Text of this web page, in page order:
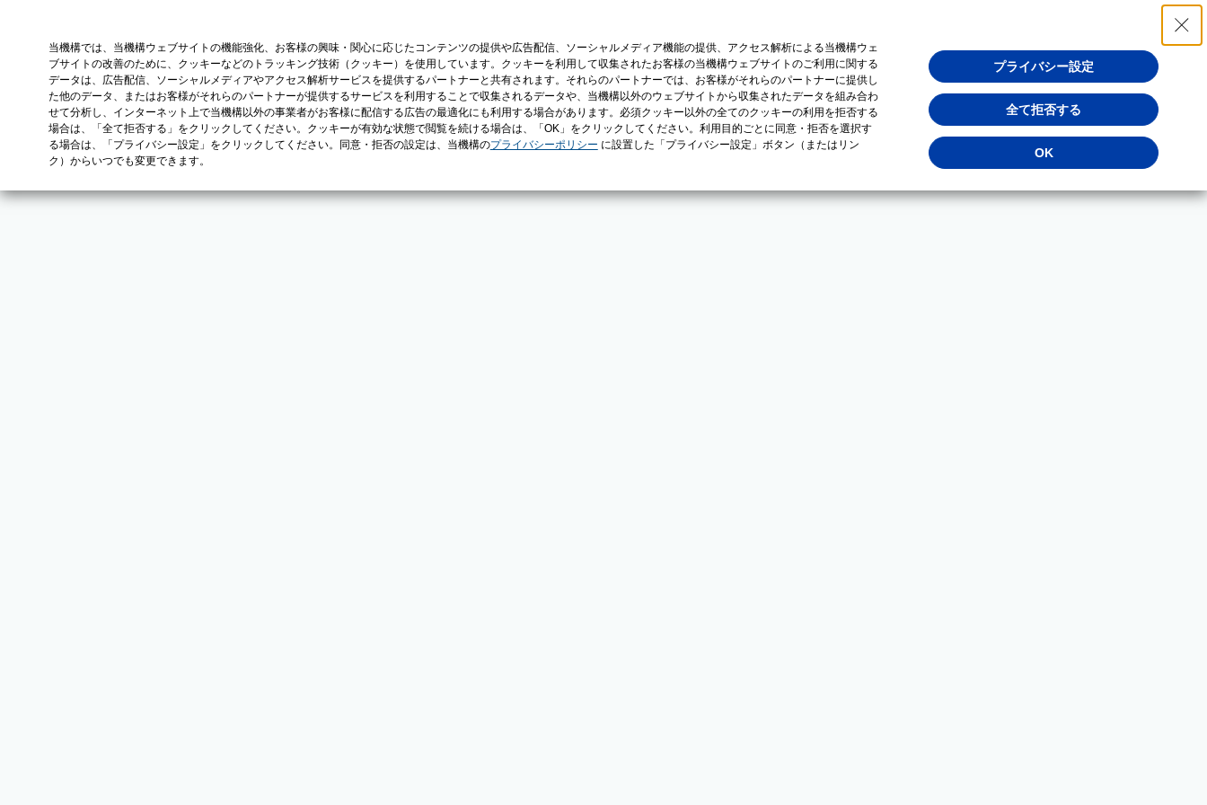
当機構では、当機構ウェブサイトの機能強化、お客様の興味・関心に応じたコンテンツの提供や広告配信、ソーシャルメディア機能の提供、アクセス解析による当機構ウェ
ブサイトの改善のために、クッキーなどのトラッキング技術（クッキー）を使用しています。クッキーを利用して収集されたお客様の当機構ウェブサイトのご利用に関する
データは、広告配信、ソーシャルメディアやアクセス解析サービスを提供するパートナーと共有されます。それらのパートナーでは、お客様がそれらのパートナーに提供し
た他のデータ、またはお客様がそれらのパートナーが提供するサービスを利用することで収集されるデータや、当機構以外のウェブサイトから収集されたデータを組み合わ
せて分析し、インターネット上で当機構以外の事業者がお客様に配信する広告の最適化にも利用する場合があります。必須クッキー以外の全てのクッキーの利用を拒否する
場合は、「全て拒否する」をクリックしてください。クッキーが有効な状態で閲覧を続ける場合は、「OK」をクリックしてください。利用目的ごとに同意・拒否を選択す
る場合は、「プライバシー設定」をクリックしてください。同意・拒否の設定は、当機構のプライバシーポリシー に設置した「プライバシー設定」ボタン（またはリン
ク）からいつでも変更できます。
プライバシー設定
全て拒否する
OK